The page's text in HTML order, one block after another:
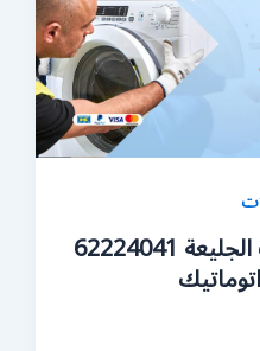
خدمة صيانة غسالات الجليعة 62224041